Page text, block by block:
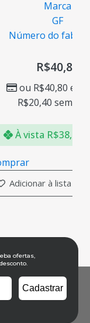
À vista
Comprar
ofertas,